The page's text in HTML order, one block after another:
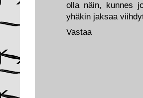
olla näin, kunnes
yhäkin jaksaa
Vastaa